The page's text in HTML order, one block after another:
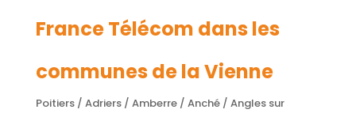
France Télécom dans les
communes de la Vienne
Poitiers / Adriers / Amberre / Anché / Angles sur